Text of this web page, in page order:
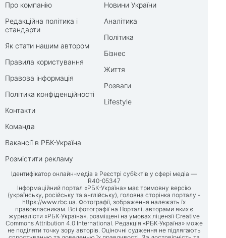
Про компанію
Редакційна політика і
стандарти
Як стати нашим автором
Правила користування
Правова інформація
Політика конфіденційності
Контакти
Команда
Вакансії в РБК-Україна
Розмістити рекламу
Новини України
Аналітика
Політика
Бізнес
Життя
Розваги
Lifestyle
Ідентифікатор онлайн-медіа в Реєстрі суб’єктів у сфері медіа —
R40-05347
Інформаційний портал «РБК-Україна» має тримовну версію
(українську, російську та англійську), головна сторінка порталу -
https://www.rbc.ua. Фотографії, зображення належать їх
правовласникам. Всі фотографії на Порталі, авторами яких є
журналісти «РБК-Україна», розміщені на умовах ліцензії Creative
Commons Attribution 4.0 International. Редакція «РБК-Україна» може
не поділяти точку зору авторів. Оціночні судження не підлягають